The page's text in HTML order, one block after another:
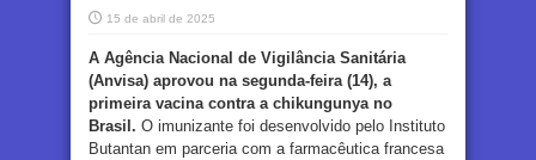
15 de abril de 2025
A Agência Nacional de Vigilância Sanitária
(Anvisa) aprovou na segunda-feira (14), a
primeira vacina contra a chikungunya no
Brasil. O imunizante foi desenvolvido pelo Instituto
Butantan em parceria com a farmacêutica francesa